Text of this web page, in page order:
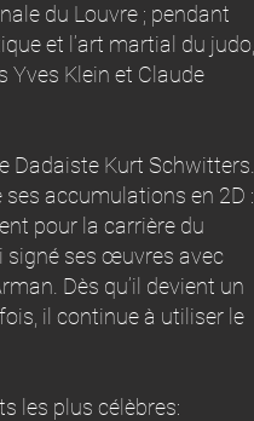
du Louvre ; pendant
et l’art martial du judo,
Yves Klein et Claude
Dadaiste Kurt Schwitters.
accumulations en 2D :
pour la carrière du
signé ses œuvres avec
Dès qu’il devient un
il continue à utiliser le
les plus célèbres: